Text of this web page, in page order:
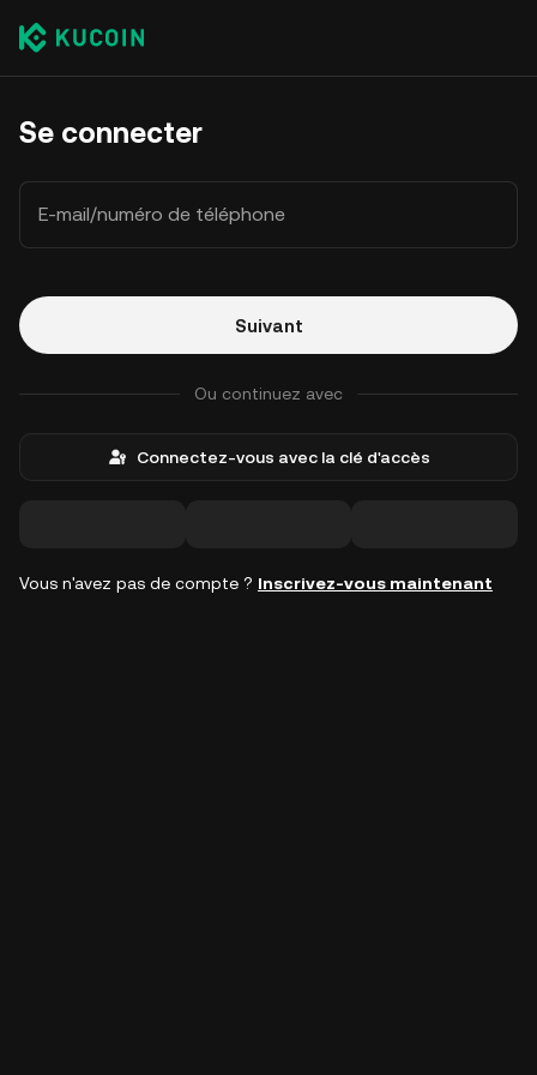
Se connecter
E-mail/numéro de téléphone
Suivant
Ou continuez avec
Connectez-vous avec la clé d'accès
Vous n'avez pas de compte ? Inscrivez-vous maintenant